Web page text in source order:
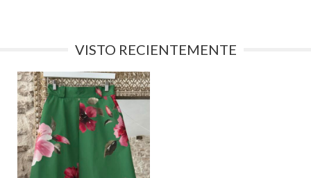
VISTO RECIENTEMENTE